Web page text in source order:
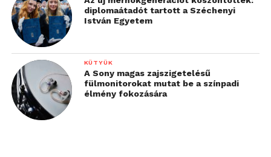
diplomaátadót tartott a Széchenyi
István Egyetem
KÜTYÜK
A Sony magas zajszigetelésű
fülmonitorokat mutat be a színpadi
élmény fokozására